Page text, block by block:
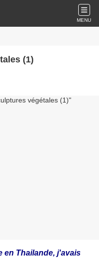
MENU
(1)
en Thailande, j'avais